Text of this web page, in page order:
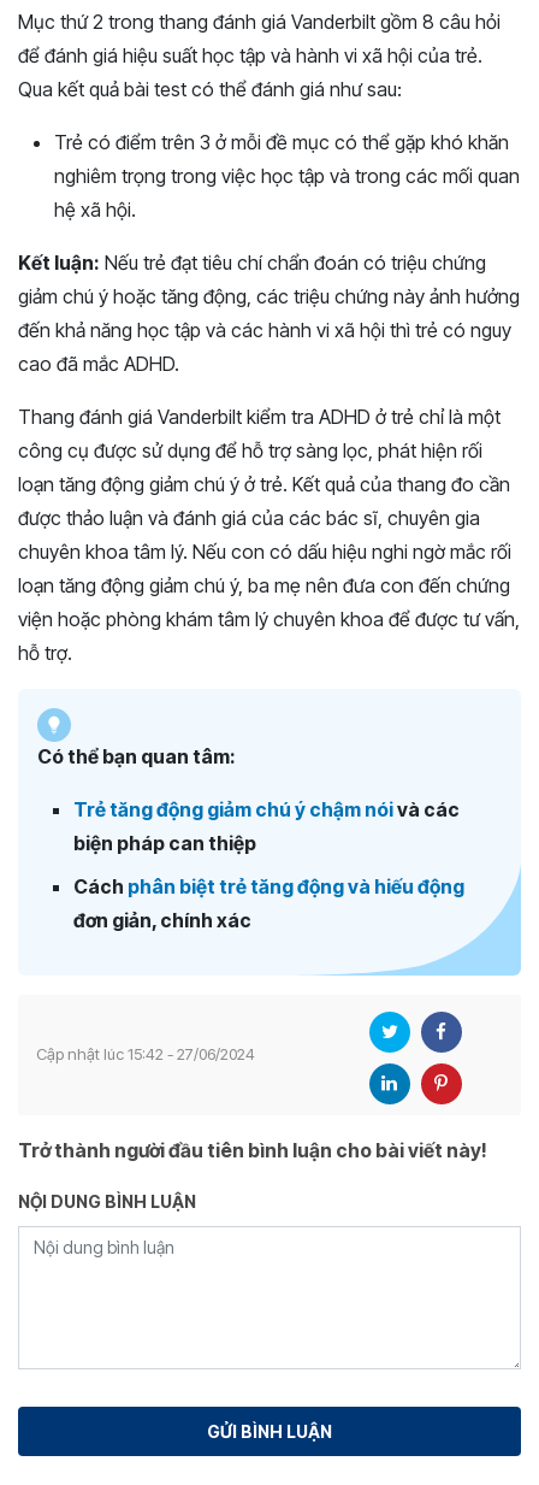
Mục thứ 2 trong thang đánh giá Vanderbilt gồm 8 câu hỏi
để đánh giá hiệu suất học tập và hành vi xã hội của trẻ.
Qua kết quả bài test có thể đánh giá như sau:
Trẻ có điểm trên 3 ở mỗi đề mục có thể gặp khó khăn
nghiêm trọng trong việc học tập và trong các mối quan
hệ xã hội.
Kết luận: Nếu trẻ đạt tiêu chí chẩn đoán có triệu chứng
giảm chú ý hoặc tăng động, các triệu chứng này ảnh hưởng
đến khả năng học tập và các hành vi xã hội thì trẻ có nguy
cao đã mắc ADHD.
Thang đánh giá Vanderbilt kiểm tra ADHD ở trẻ chỉ là một
công cụ được sử dụng để hỗ trợ sàng lọc, phát hiện rối
loạn tăng động giảm chú ý ở trẻ. Kết quả của thang đo cần
được thảo luận và đánh giá của các bác sĩ, chuyên gia
chuyên khoa tâm lý. Nếu con có dấu hiệu nghi ngờ mắc rối
loạn tăng động giảm chú ý, ba mẹ nên đưa con đến chứng
viện hoặc phòng khám tâm lý chuyên khoa để được tư vấn,
hỗ trợ.
Có thể bạn quan tâm:
Trẻ tăng động giảm chú ý chậm nóivà các
biện pháp can thiệp
Cách phân biệt trẻ tăng động và hiếu động
đơn giản, chính xác
Cập nhật lúc 15:42 - 27/06/2024
Trở thành người đầu tiên bình luận cho bài viết này!
NỘI DUNG BÌNH LUẬN